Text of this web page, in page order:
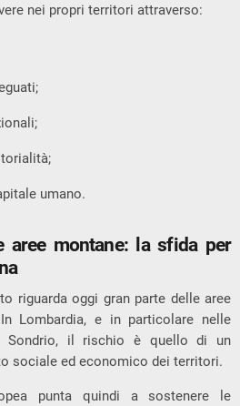
nei propri territori attraverso:
umano.
aree montane: la sfida per
riguarda oggi gran parte delle aree
Lombardia, e in particolare nelle
Sondrio, il rischio è quello di un
sociale ed economico dei territori.
punta quindi a sostenere le